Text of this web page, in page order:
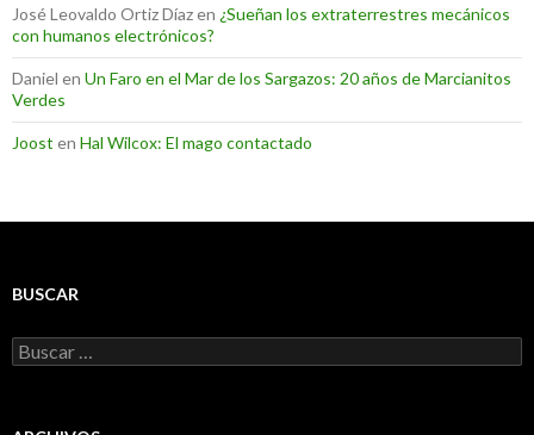
José Leovaldo Ortiz Díazen ¿Sueñan los extraterrestres mecánicos
con humanos electrónicos?
Daniel en Un Faro en el Mar de los Sargazos: 20 años de Marcianitos
Verdes
Joost en Hal Wilcox: El mago contactado
BUSCAR
Buscar: